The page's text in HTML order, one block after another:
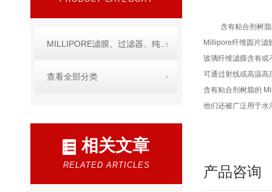
MILLIPORE滤膜、过滤器、纯水产品
查看全部分类
相关文章
RELATED ARTICLES
含有粘合剂树
Millipore纤维圆片滤
玻璃纤维滤膜含有或
可通过射线或高温
含有粘合剂树脂的
他们还被广泛用于水
产品咨询